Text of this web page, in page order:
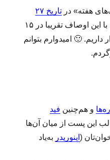
ی
ی
ا
ف
ل
ا
هفته» در
تاریخ ۲۷
منتشر شده است. با این اوصاف تقریبا در ۱۵
🙂 امیدوارم بتوانم
و هم‌چنین فید
این پست از میان آن‌ها
( اینوریدر به‌یاد